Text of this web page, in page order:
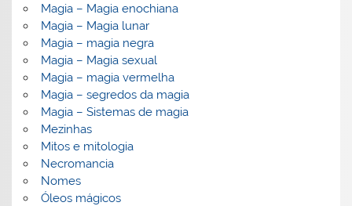
Magia – Magia enochiana
Magia – Magia lunar
Magia – magia negra
Magia – Magia sexual
Magia – magia vermelha
Magia – segredos da magia
Magia – Sistemas de magia
Mezinhas
Mitos e mitologia
Necromancia
Nomes
Óleos mágicos